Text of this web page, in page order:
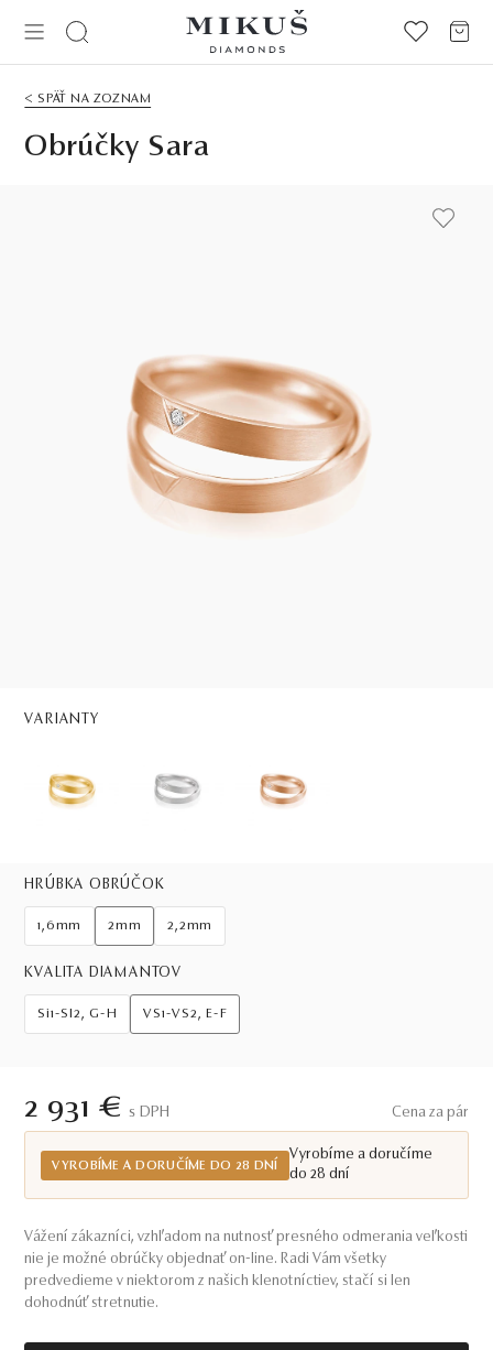
< SPÄŤ NA ZOZNAM
Obrúčky Sara
VARIANTY
HRÚBKA OBRÚČOK
1,6mm 2mm 2,2mm
KVALITA DIAMANTOV
Si1-SI2, G-H VS1-VS2, E-F
2 931 € S DPH Cena za pár
VYROBÍME A DORUČÍME DO 28 DNÍ
Vyrobíme a doručíme
do 28 dní
Vážení zákazníci, vzhľadom na nutnosť presného odmerania veľkosti
nie je možné obrúčky objednať on-line. Radi Vám všetky
predvedieme v niektorom z našich klenotníctiev, stačí si len
dohodnúť stretnutie.